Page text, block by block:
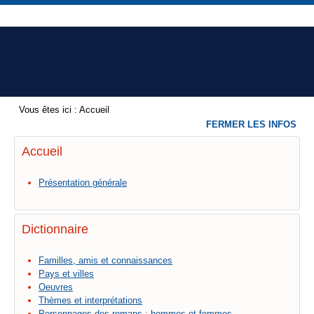
Vous êtes ici : Accueil
Accueil
Présentation générale
Dictionnaire
Familles, amis et connaissances
Pays et villes
Oeuvres
Thèmes et interprétations
FERMER LES INFOS